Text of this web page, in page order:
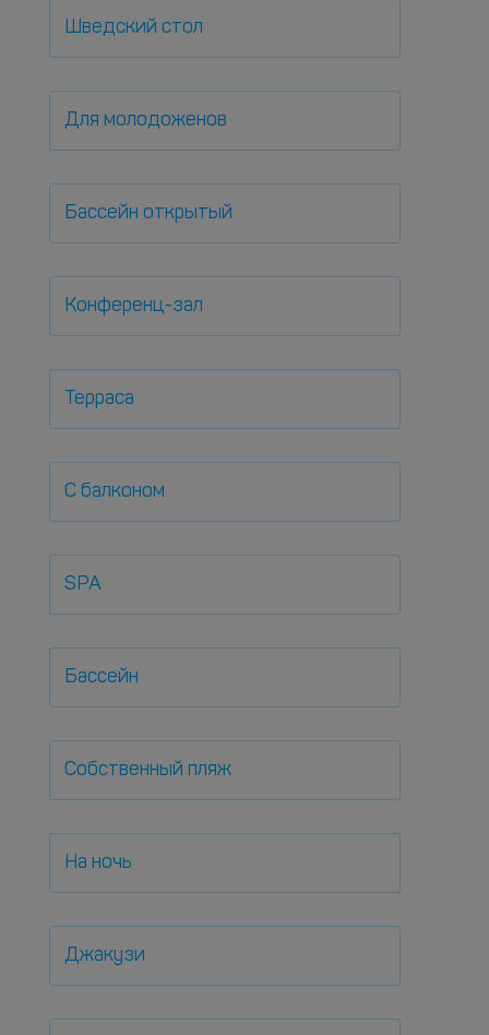
Шведский стол
Для молодоженов
Бассейн открытый
Конференц-зал
Терраса
С балконом
SPA
Бассейн
Собственный пляж
На ночь
Джакузи